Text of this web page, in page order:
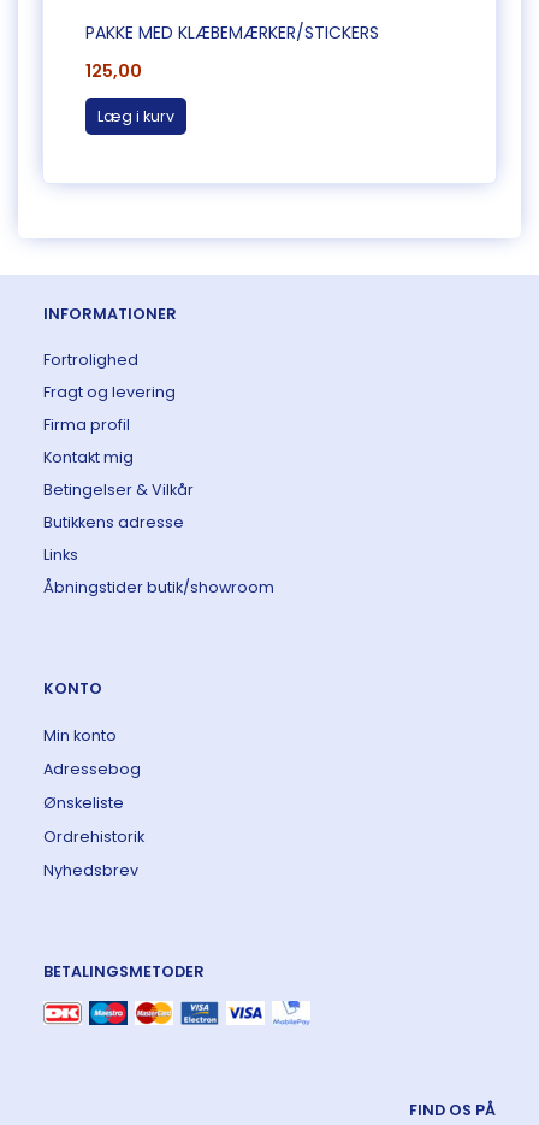
PAKKE MED KLÆBEMÆRKER/STICKERS
125,00
Læg i kurv
INFORMATIONER
Fortrolighed
Fragt og levering
Firma profil
Kontakt mig
Betingelser & Vilkår
Butikkens adresse
Links
Åbningstider butik/showroom
KONTO
Min konto
Adressebog
Ønskeliste
Ordrehistorik
Nyhedsbrev
BETALINGSMETODER
FIND OS PÅ